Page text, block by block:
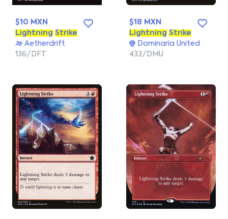
$10 MXN
Lightning Strike
Aetherdrift
136/DFT
$18 MXN
Lightning Strike
Dominaria United
433/DMU